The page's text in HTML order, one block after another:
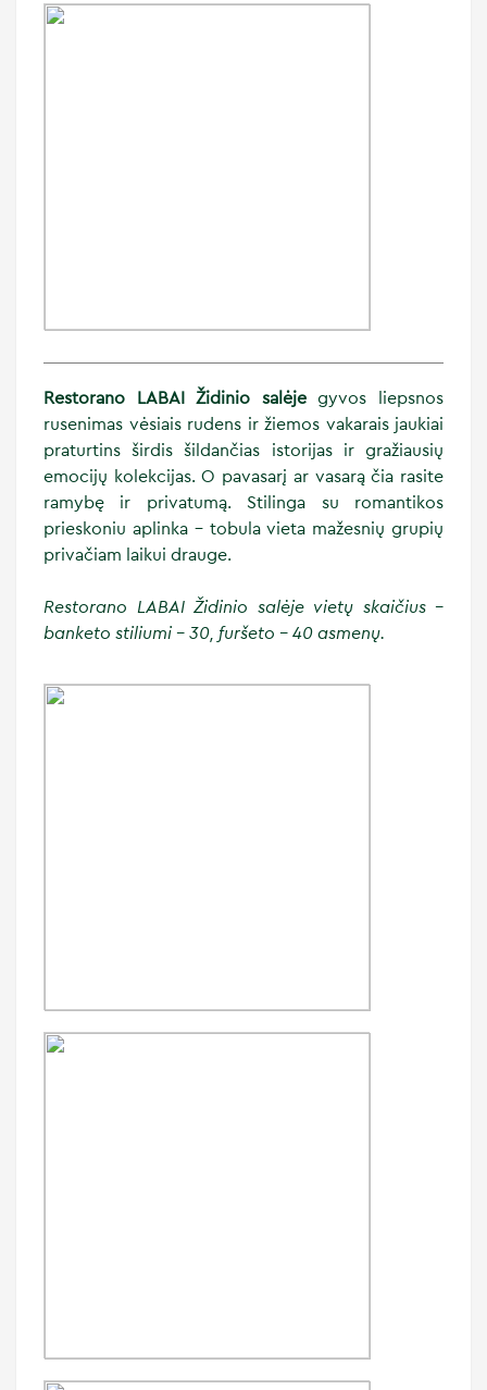
Restorano LABAI Židinio salėjegyvos liepsnos
rusenimas vėsiais rudens ir žiemos vakarais jaukiai
praturtins širdis šildančias istorijas ir gražiausių
emocijų kolekcijas. O pavasarį ar vasarą čia rasite
ramybę ir privatumą. Stilinga su romantikos
prieskoniu aplinka – tobula vieta mažesnių grupių
privačiam laikui drauge.
Restorano LABAI Židinio salėje vietų skaičius –
banketo stiliumi – 30, furšeto – 40 asmenų.